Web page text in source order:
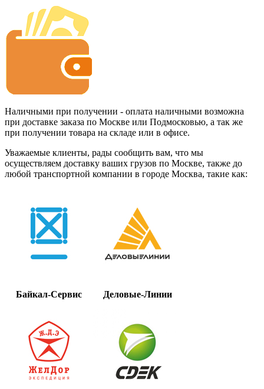
Наличными при получении - оплата наличными возможна
при доставке заказа по Москве или Подмосковью, а так же
при получении товара на складе или в офисе.
Уважаемые клиенты, рады сообщить вам, что мы
осуществляем доставку ваших грузов по Москве, также до
любой транспортной компании в городе Москва, такие как:
Байкал-Сервис Деловые-Линии